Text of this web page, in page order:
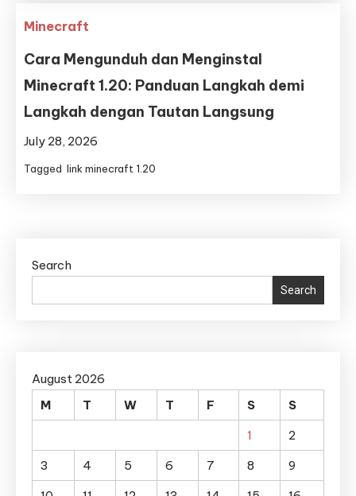
Minecraft
Cara Mengunduh dan Menginstal
Minecraft 1.20: Panduan Langkah demi
Langkah dengan Tautan Langsung
July 28, 2026
Tagged link minecraft 1.20
Search
Search
August 2026
M
T W T F S
S
1
2
3
4 5 6 7 8
9